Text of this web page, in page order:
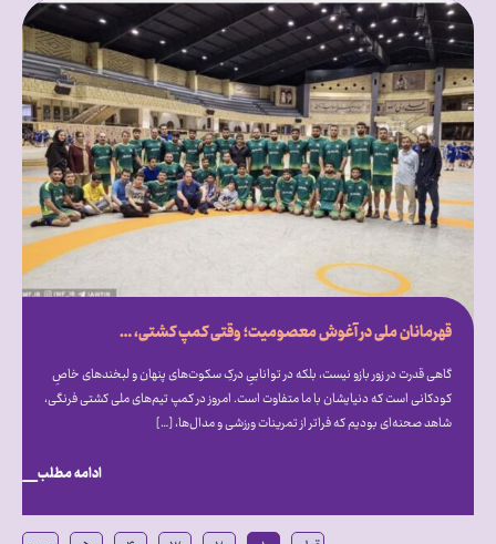
قهرمانان ملی در آغوش معصومیت؛ وقتی کمپ کشتی، میزبان دنیای متفاوت اتیسم شد
گاهی قدرت در زور بازو نیست، بلکه در تواناییِ درکِ سکوت‌های پنهان و لبخندهای خاصِ
کودکانی است که دنیایشان با ما متفاوت است. امروز در کمپ تیم‌های ملی کشتی فرنگی،
شاهد صحنه‌ای بودیم که فراتر از تمرینات ورزشی و مدال‌ها، […]
ادامه مطلب